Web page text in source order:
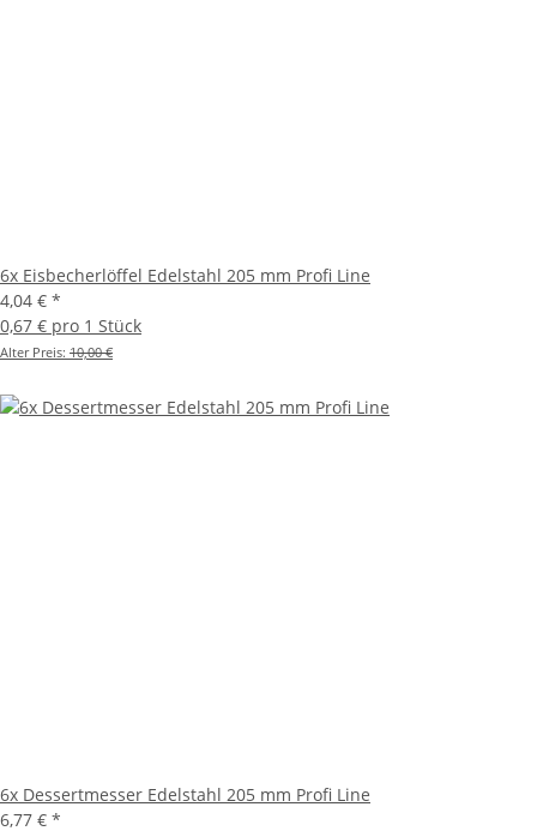
6x Eisbecherlöffel Edelstahl 205 mm Profi Line
4,04 € *
0,67 € pro 1 Stück
Alter Preis: 10,00 €
6x Dessertmesser Edelstahl 205 mm Profi Line
6,77 € *